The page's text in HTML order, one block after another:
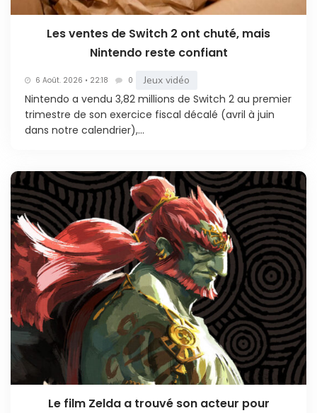
Les ventes de Switch 2 ont chuté, mais
Nintendo reste confiant
6 Août. 2026 • 22:18 0 Jeux vidéo
Nintendo a vendu 3,82 millions de Switch 2 au premier
trimestre de son exercice fiscal décalé (avril à juin
dans notre calendrier),...
Le film Zelda a trouvé son acteur pour